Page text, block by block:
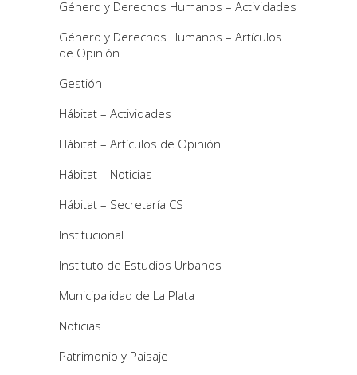
Género y Derechos Humanos – Actividades
Género y Derechos Humanos – Artículos
de Opinión
Gestión
Hábitat – Actividades
Hábitat – Artículos de Opinión
Hábitat – Noticias
Hábitat – Secretaría CS
Institucional
Instituto de Estudios Urbanos
Municipalidad de La Plata
Noticias
Patrimonio y Paisaje